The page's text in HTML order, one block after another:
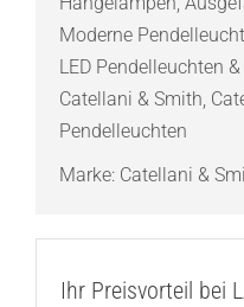
A
Menge
Moderne
LED Pendelleuchten
Catellani & Smith,
Pendelleuchten
Marke: Catellani &
Ihr Preisvorteil bei